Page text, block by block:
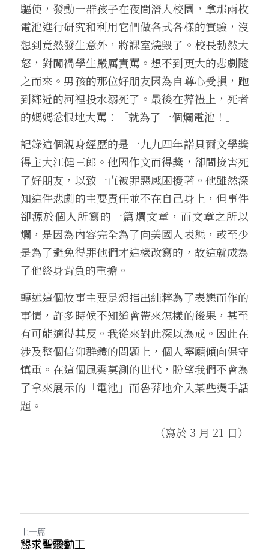
驅使，發動一群孩子在夜間潛入校園，拿那兩枚
電池進行研究和利用它們做各式各樣的實驗，沒
想到竟然發生意外，將課室燒毀了。校長勃然大
怒，對闖禍學生嚴厲責罵。想不到更大的悲劇隨
之而來。男孩的那位好朋友因為自尊心受損，跑
到鄰近的河裡投水溺死了。最後在葬禮上，死者
的媽媽忿恨地大罵：「就為了一個爛電池！」
記錄這個親身經歷的是一九九四年諾貝爾文學獎
得主大江健三郎。他因作文而得獎，卻間接害死
了好朋友，以致一直被罪惡感困擾著。他雖然深
知這件悲劇的主要責任並不在自己身上，但事件
卻源於個人所寫的一篇爛文章，而文章之所以
爛，是因為內容完全為了向美國人表態，或至少
是為了避免得罪他們才這樣改寫的，故這就成為
了他終身背負的重擔。
轉述這個故事主要是想指出純粹為了表態而作的
事情，許多時候不知道會帶來怎樣的後果，甚至
有可能適得其反。我從來對此深以為戒。因此在
涉及整個信仰群體的問題上，個人寧願傾向保守
慎重。在這個風雲莫測的世代，盼望我們不會為
了拿來展示的「電池」而魯莽地介入某些燙手話
題。
（寫於 3 月 21 日）
上一篇
懇求聖靈動工